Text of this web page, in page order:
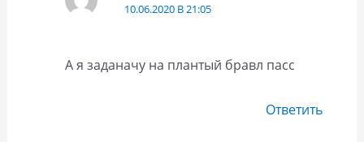
10.06.2020 В 21:05
А я заданачу на плантый бравл пасс
Ответить